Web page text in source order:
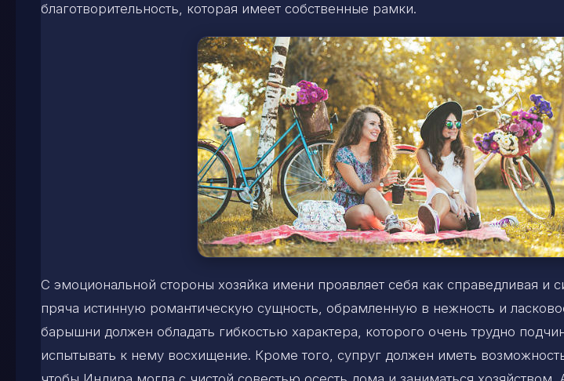
благотворительность, которая имеет собственные рамки.
С эмоциональной стороны хозяйка имени проявляет себя как справедливая и
пряча истинную романтическую сущность, обрамленную в нежность и
барышни должен обладать гибкостью характера, которого очень трудно
испытывать к нему восхищение. Кроме того, супруг должен иметь